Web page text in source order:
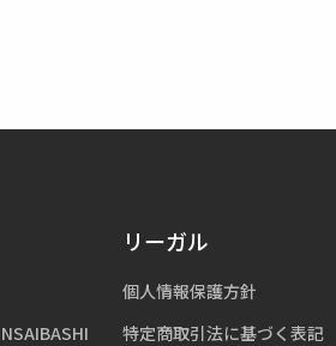
リーガル
個人情報保護方針
特定商取引法に基づく表記